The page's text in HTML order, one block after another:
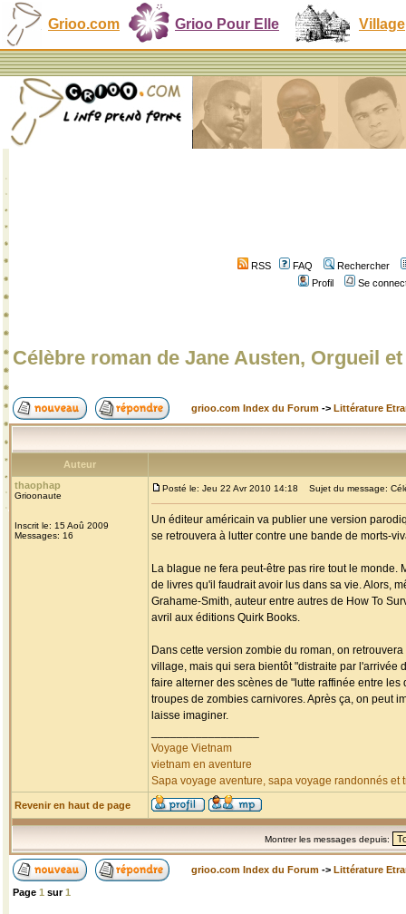
Grioo.com Grioo Pour Elle Village
RSS FAQ
Rechercher
Profil
Se
Célèbre roman de Jane Austen, Orgueil
grioo.com Index du Forum -> Littérature
Auteur
thaophap
Grioonaute
Inscrit le: 15 Aoû 2009
Messages: 16
Posté le: Jeu 22 Avr 2010 14:18 Sujet du message:
Un éditeur américain va publier une version
se retrouvera à lutter contre une bande de morts-
La blague ne fera peut-être pas rire tout le
de livres qu'il faudrait avoir lus dans sa vie. Alors,
Grahame-Smith, auteur entre autres de How To
avril aux éditions Quirk Books.
Dans cette version zombie du roman, on
village, mais qui sera bientôt "distraite par l'arrivée
faire alterner des scènes de "lutte raffinée entre
troupes de zombies carnivores. Après ça, on peut
laisse imaginer.
Voyage Vietnam
vietnam en aventure
Sapa voyage aventure, sapa voyage randonnés et
Revenir en haut de page
Montrer les messages depuis:
grioo.com Index du Forum -> Littérature
Page 1 sur1